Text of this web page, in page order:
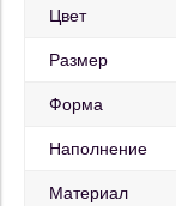
Цвет
Размер
Форма
Наполнение
Материал